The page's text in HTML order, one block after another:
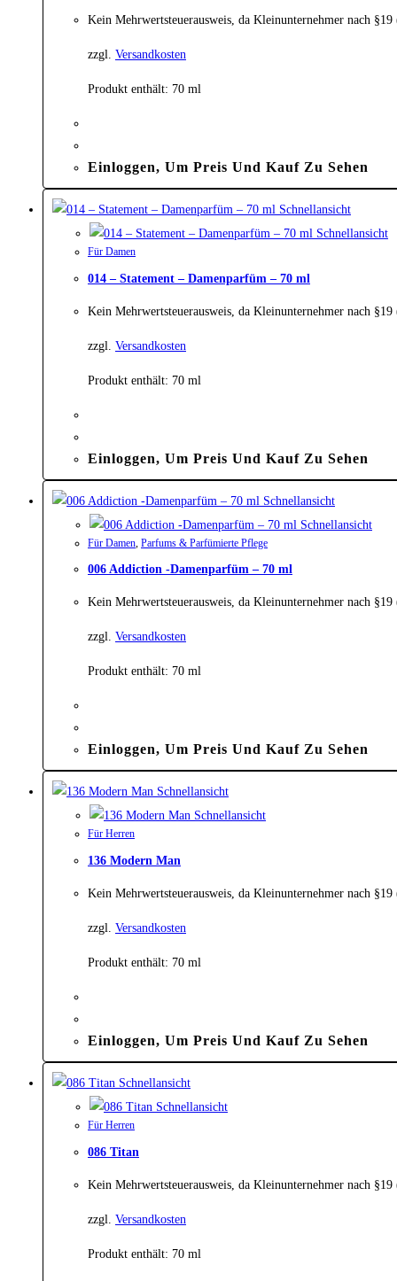
Kein Mehrwertsteuerausweis, da Kleinunternehmer nach
zzgl. Versandkosten
Produkt enthält: 70 ml
Einloggen, Um Preis Und Kauf Zu Sehen
Schnellansicht
Schnellansicht
Für Damen
014 – Statement – Damenparfüm – 70 ml
Kein Mehrwertsteuerausweis, da Kleinunternehmer nach
zzgl. Versandkosten
Produkt enthält: 70 ml
Einloggen, Um Preis Und Kauf Zu Sehen
Schnellansicht
Schnellansicht
Für Damen Parfums & Parfümierte Pflege
006 Addiction -Damenparfüm – 70 ml
Kein Mehrwertsteuerausweis, da Kleinunternehmer nach
zzgl. Versandkosten
Produkt enthält: 70 ml
Einloggen, Um Preis Und Kauf Zu Sehen
Schnellansicht
Schnellansicht
Für Herren
136 Modern Man
Kein Mehrwertsteuerausweis, da Kleinunternehmer nach
zzgl. Versandkosten
Produkt enthält: 70 ml
Einloggen, Um Preis Und Kauf Zu Sehen
Schnellansicht
Schnellansicht
Für Herren
086 Titan
Kein Mehrwertsteuerausweis, da Kleinunternehmer nach
zzgl. Versandkosten
Produkt enthält: 70 ml